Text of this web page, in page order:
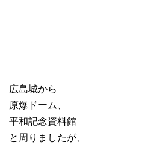
広島城から
原爆ドーム、
平和記念資料館
と周りましたが、